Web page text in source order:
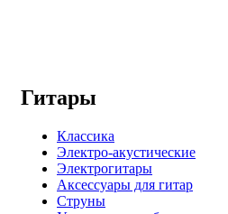
Гитары
Классика
Электро-акустические
Электрогитары
Аксессуары для гитар
Струны